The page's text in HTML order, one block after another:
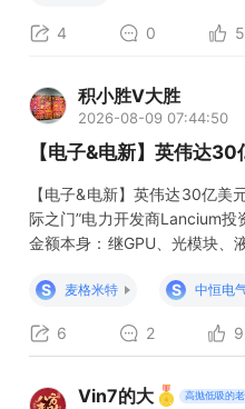
4 0 5
积小胜V大胜
2026-08-09 07:44:50
【电子&电新】英伟达
【电子&电新】英伟达30亿美
际之门”电力开发商Lancium
金额本身：继GPU、光模块、
心映射：
S 麦格米特 S 中恒电
6 2 9
Vin7的大 高抛低吸的